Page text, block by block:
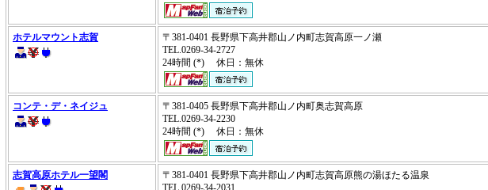
ホテルマウント志賀
〒381-0401 長野県下高井郡山ノ内町志賀高原一ノ瀬
TEL.0269-34-2727
24時間 (*) 休日：無休
コンテ・デ・ネイジュ
〒381-0405 長野県下高井郡山ノ内町奥志賀高原
TEL.0269-34-2230
24時間 (*) 休日：無休
志賀高原ホテル一望閣
〒381-0401 長野県下高井郡山ノ内町志賀高原熊の湯ほたる温泉
TEL.0269-34-2031